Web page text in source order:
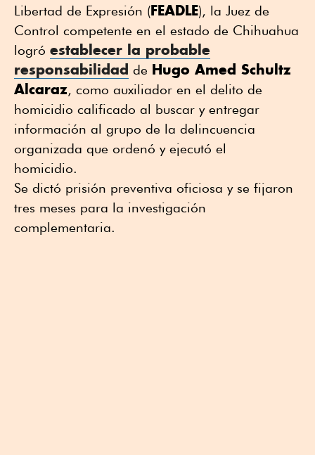
Libertad de Expresión (FEADLE), la Juez de
Control competente en el estado de Chihuahua
logró establecer la probable
responsabilidad de Hugo Amed Schultz
Alcaraz, como auxiliador en el delito de
homicidio calificado al buscar y entregar
información al grupo de la delincuencia
organizada que ordenó y ejecutó el
homicidio.
Se dictó prisión preventiva oficiosa y se fijaron
tres meses para la investigación
complementaria.